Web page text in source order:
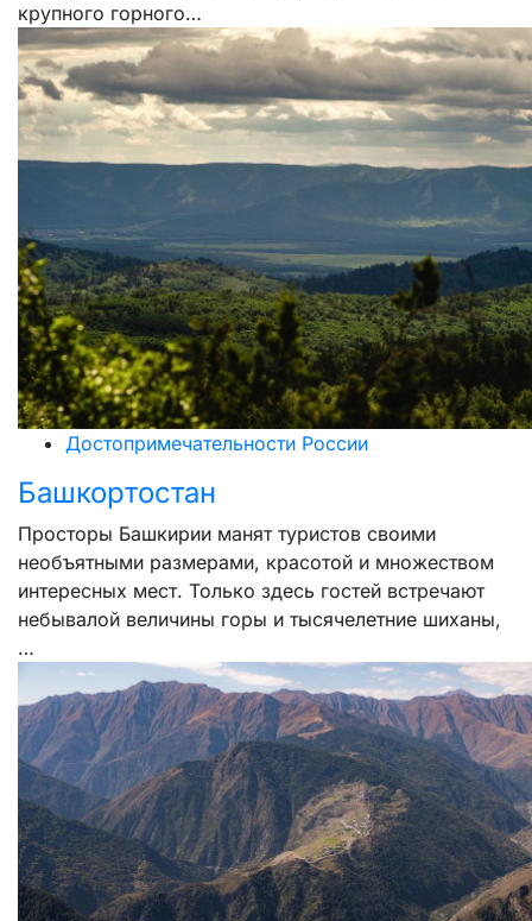
крупного горного…
Достопримечательности России
Башкортостан
Просторы Башкирии манят туристов своими
необъятными размерами, красотой и множеством
интересных мест. Только здесь гостей встречают
небывалой величины горы и тысячелетние шиханы,
…